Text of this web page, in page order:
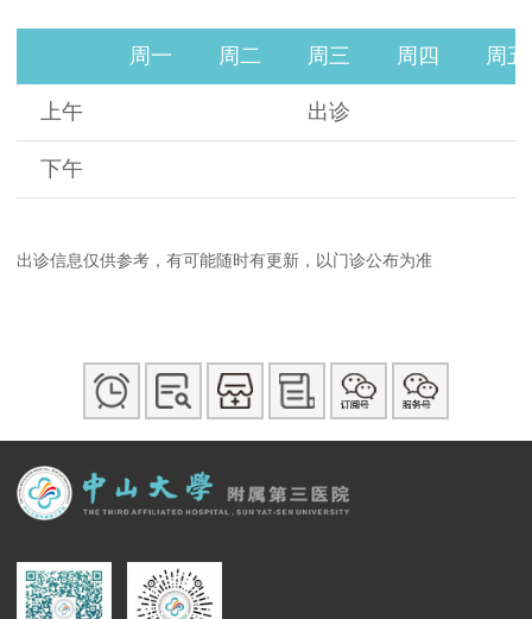
周一 周二 周三 周四 周五
上午 出诊
下午
出诊信息仅供参考，有可能随时有更新，以门诊公布为准